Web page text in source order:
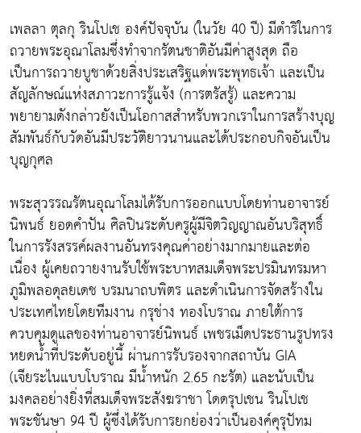
เพลลา ตุลกุ รินโปเช องค์ปัจจุบัน (ในวัย 40 ปี) มีดำริในการ
ถวายพระอุณาโลมซึ่งทำจากรัตนชาติอันมีค่าสูงสุด ถือ
เป็นการถวายบูชาด้วยสิ่งประเสริฐแด่พระพุทธเจ้า และเป็น
สัญลักษณ์แห่งสภาวะการรู้แจ้ง (การตรัสรู้) และความ
พยายามดังกล่าวยังเป็นโอกาสสำหรับพวกเราในการสร้างบุญ
สัมพันธ์กับวัดอันมีประวัติยาวนานและได้ประกอบกิจอันเป็น
บุญกุศล
พระสุวรรณรัตนอุณาโลมได้รับการออกแบบโดยท่านอาจารย์
นิพนธ์ ยอดคำปัน ศิลปินระดับครูผู้มีจิตวิญญาณอันบริสุทธิ์
ในการรังสรรค์ผลงานอันทรงคุณค่าอย่างมากมายและต่อ
เนื่อง ผู้เคยถวายงานรับใช้พระบาทสมเด็จพระปรมินทรมหา
ภูมิพลอดุลยเดช บรมนาถบพิตร และดำเนินการจัดสร้างใน
ประเทศไทยโดยทีมงาน กรุช่าง ทองโบราณ ภายใต้การ
ควบคุมดูแลของท่านอาจารย์นิพนธ์ เพชรเม็ดประธานรูปทรง
หยดน้ำที่ประดับอยู่นี้ ผ่านการรับรองจากสถาบัน GIA
(เจียระไนแบบโบราณ มีน้ำหนัก 2.65 กะรัต) และนับเป็น
มงคลอย่างยิ่งที่สมเด็จพระสังฆราชา โดดรุปเชน รินโปเช
พระชันษา 94 ปี ผู้ซึ่งได้รับการยกย่องว่าเป็นองค์คุรุปัทม